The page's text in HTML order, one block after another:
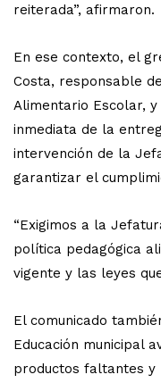
reiterada”, afirmaron.
En ese contexto, el
Costa, responsable
Alimentario Escolar,
inmediata de la
intervención de la
garantizar el
“Exigimos a la
política pedagógica
vigente y las leyes
El comunicado
Educación municipal
productos faltantes y